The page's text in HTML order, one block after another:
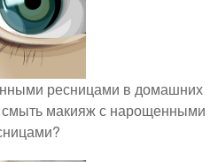
ресницами в домашних
смыть макияж с нарощенными